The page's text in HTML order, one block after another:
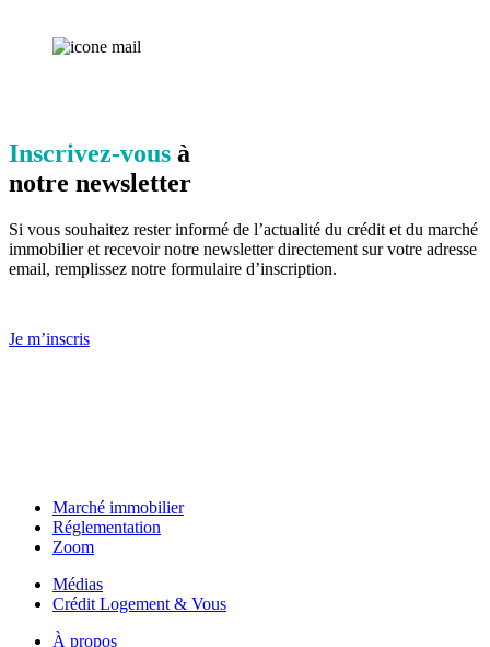
Inscrivez-vous à
notre newsletter
Si vous souhaitez rester informé de l’actualité du crédit et du marché
immobilier et recevoir notre newsletter directement sur votre adresse
email, remplissez notre formulaire d’inscription.
Je m’inscris
Marché immobilier
Réglementation
Zoom
Médias
Crédit Logement & Vous
À propos